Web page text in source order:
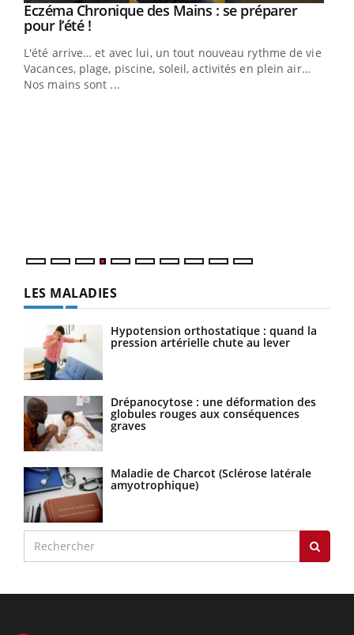
Youtube
Eczéma Chronique des Mains : se préparer
pour l’été !Youtube
L'été arrive… et avec lui, un tout nouveau rythme de vie !
Vacances, plage, piscine, soleil, activités en plein air…
Nos mains sont ...
LES MALADIES
Hypotension orthostatique : quand la
pression artérielle chute au lever
Drépanocytose : une déformation des
globules rouges aux conséquences
graves
Maladie de Charcot (Sclérose latérale
amyotrophique)